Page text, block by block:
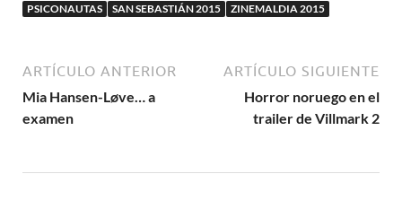
PSICONAUTAS
SAN SEBASTIÁN 2015 ZINEMALDIA 2015
ARTÍCULO ANTERIOR
Mia Hansen-Løve… a
examen
ARTÍCULO SIGUIENTE
Horror noruego en el
trailer de Villmark 2